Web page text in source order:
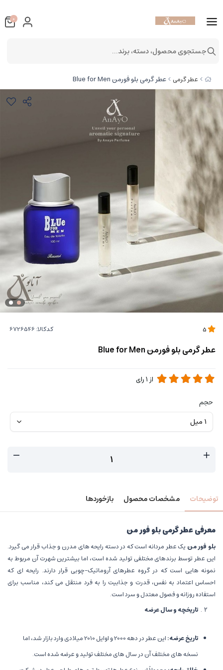
عطر گرمی عطر گرمی بلو فورمن Blue for Men
کدکالا:
عطر گرمی بلو فورمن Blue for Men
از 1رای
حجم
توضیحات مشخصات محصول بازخوردها
معرفی عطر گرمی بلو فور من
بلو فور من یک عطر مردانه است که در دسته رایحه های مدرن و جذاب قرار می گیرد.
این عطر توسط برندهای مختلفی تولید شده است، اما بیشترین شهرت آن مربوط به
نمونه هایی است که در گروه عطرهای آروماتیک-چوبی قرار دارند. رایحه ای که
احساس اعتماد به نفس، قدرت و جذابیت را به فرد منتقل می کند، مناسب برای
استفاده روزانه و فصول معتدل و سرد است.
تاریخچه و سال عرضه
تاریخ عرضه:
این عطر در دهه 2000 و اوایل 2010 میلادی وارد بازار شد، اما
نسخه های مختلف آن در سال های مختلف تولید و عرضه شده است.
0
جستجوی محصول، دسته، برند...